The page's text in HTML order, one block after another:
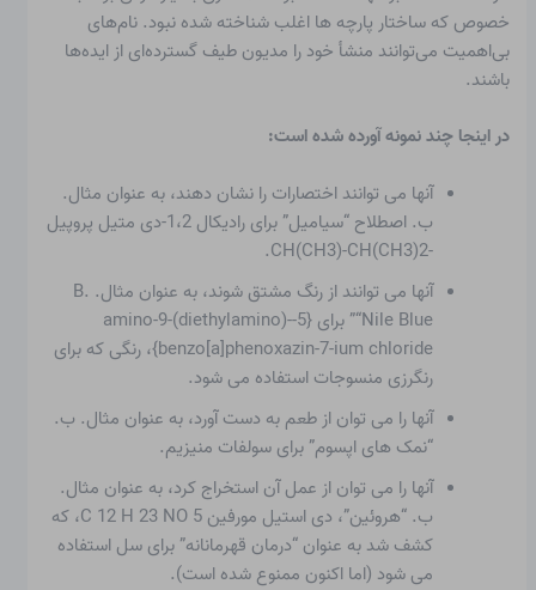
خصوص که ساختار پارچه ها اغلب شناخته شده نبود. نام‌های
بی‌اهمیت می‌توانند منشأ خود را مدیون طیف گسترده‌ای از ایده‌ها
باشند.
در اینجا چند نمونه آورده شده است:
آنها می توانند اختصارات را نشان دهند، به عنوان مثال.
ب. اصطلاح “سیامیل” برای رادیکال 1،2-دی متیل پروپیل
-CH(CH3)-CH(CH3)2.
آنها می توانند از رنگ مشتق شوند، به عنوان مثال. B.
“Nile Blue” برای {5-amino-9-(diethylamino)-
benzo[a]phenoxazin-7-ium chloride}، رنگی که برای
رنگرزی منسوجات استفاده می شود.
آنها را می توان از طعم به دست آورد، به عنوان مثال. ب.
“نمک های اپسوم” برای سولفات منیزیم.
آنها را می توان از عمل آن استخراج کرد، به عنوان مثال.
ب. “هروئین”، دی استیل مورفین C 12 H 23 NO 5، که
کشف شد به عنوان “درمان قهرمانانه” برای سل استفاده
می شود (اما اکنون ممنوع شده است).